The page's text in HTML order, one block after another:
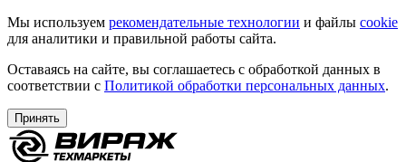
Мы используем рекомендательные технологии и файлы cookie
для аналитики и правильной работы сайта.
Оставаясь на сайте, вы соглашаетесь с обработкой данных в
соответствии с Политикой обработки персональных данных.
Принять